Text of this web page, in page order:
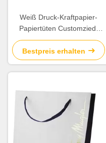
Weiß Druck-Kraftpapier-
Papiertüten Customzied-
Stärke für Firmenförderung
Bestpreis erhalten